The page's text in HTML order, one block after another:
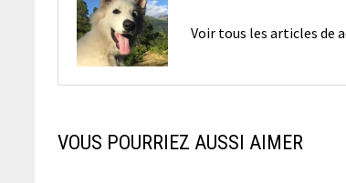
Voir tous les articles de
VOUS POURRIEZ AUSSI AIMER